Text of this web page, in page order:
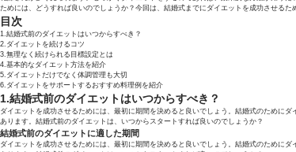
ためには、どうすれば良いのでしょうか？今回は、結婚式までにダイエットを成功させるた
目次
1.結婚式前のダイエットはいつからすべき？
2.ダイエットを続けるコツ
3.無理なく続けられる目標設定とは
4.基本的なダイエット方法を紹介
5.ダイエットだけでなく体調管理も大切
6.ダイエットをサポートするおすすめ料理例を紹介
1.結婚式前のダイエットはいつからすべき？
ダイエットを成功させるためには、最初に期間を決めると良いでしょう。結婚式のために
あります。結婚式前のダイエットは、いつからスタートすれば良いのでしょうか？
結婚式前のダイエットに適した期間
ダイエットを成功させるためには、最初に期間を決めると良いでしょう。結婚式のために